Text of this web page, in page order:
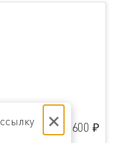
× 1 600 ₽